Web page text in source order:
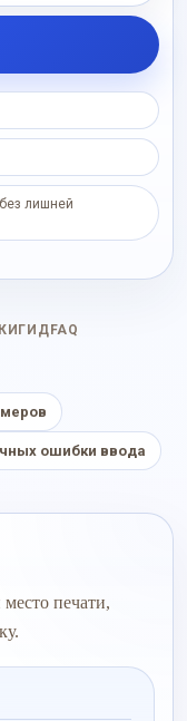
лишней
ГИД FAQ
ошибки ввода
печати,